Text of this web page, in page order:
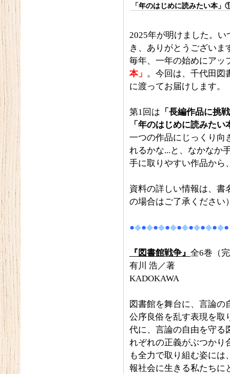
「年のはじめに読みたい本」
2025年が明けました。
き、ありがとうございま
毎年、一年の始めにアッ
本」 。今回は、千代田図
に渡ってお届けします。
第1回は 「長編作品に挑
「年のはじめに読みたい
一つの作品にじっくり向
れるかな...と、なかなか
手に取りやすい作品から
資料の詳しい情報は、書
の場合はご了承ください
●◆●◆●◆●◆●◆●◆●◆●◆●
『図書館戦争』 全6巻（
有川 浩／著
KADOKAWA
図書館を舞台に、言論の
公序良俗を乱す表現を取
代に、言論の自由を守る
れぞれの正義がぶつかり
も全力で取り組む姿に
報社会に生きる私たちに